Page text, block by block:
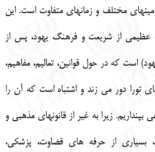
مختلف و زمانهاي متفاوت است. اين
عظيمي از شريعت و فرهنگ يهود، پس از
است كه در حول قوانين، تعاليم، مفاهيم،
تورا دور مي زند و اشتباه است كه آن را
زيرا به غير از قانونهاي مذهبي و
بسياري از حرفه هاي قضاوت، پزشكي،